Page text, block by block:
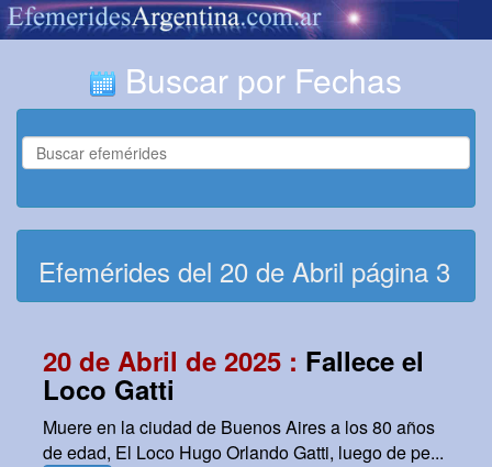
Buscar por Fechas
Efemérides del 20 de Abril página 3
20 de Abril de 2025 : Fallece el
Loco Gatti
Muere en la ciudad de Buenos Aires a los 80 años
de edad, El Loco Hugo Orlando Gatti, luego de pe...